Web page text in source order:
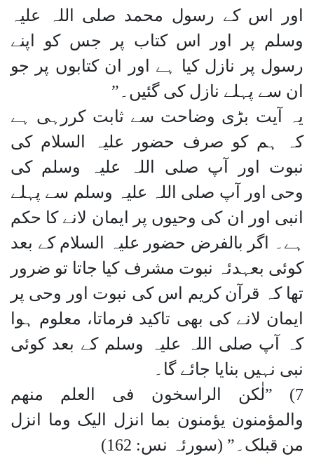
اور اس کے رسول محمد صلی اللہ علیہ
وسلم پر اور اس کتاب پر جس کو اپنے
رسول پر نازل کیا ہے اور ان کتابوں پر جو
ان سے پہلے نازل کی گئیں۔”
یہ آیت بڑی وضاحت سے ثابت کررہی ہے
کہ ہم کو صرف حضور علیہ السلام کی
نبوت اور آپ صلی اللہ علیہ وسلم کی
وحی اور آپ صلی اللہ علیہ وسلم سے پہلے
انبی اور ان کی وحیوں پر ایمان لانے کا حکم
ہے۔ اگر بالفرض حضور علیہ السلام کے بعد
کوئی بعہدئہ نبوت مشرف کیا جاتا تو ضرور
تھا کہ قرآن کریم اس کی نبوت اور وحی پر
ایمان لانے کی بھی تاکید فرماتا، معلوم ہوا
کہ آپ صلی اللہ علیہ وسلم کے بعد کوئی
نبی نہیں بنایا جائے گا۔
7) ”لٰکن الراسخون فی العلم منھم
والمؤمنون یؤمنون بما انزل الیک وما انزل
من قبلک۔” (سورئہ نس: 162)